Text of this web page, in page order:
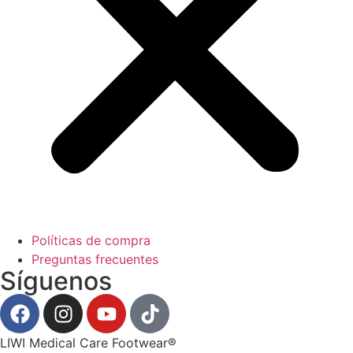
Políticas de compra
Preguntas frecuentes
Síguenos
LIWI Medical Care Footwear®